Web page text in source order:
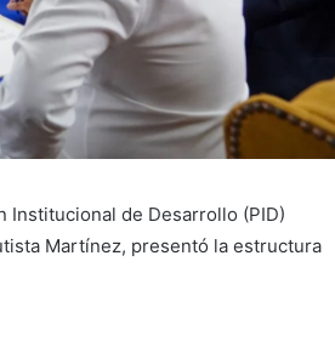
Institucional de Desarrollo (PID)
Martínez, presentó la estructura